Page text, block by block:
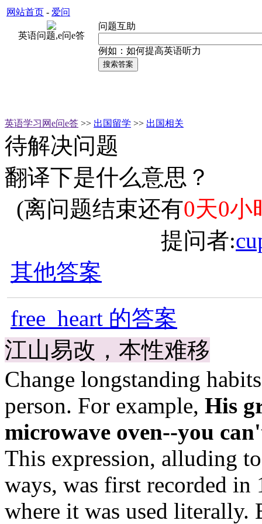
网站首页 - 爱问
英语问题,e问e答
问题互助
例如：如何提高英语听力
英语学习网e问e答 >> 出国留学 >> 出国相关
待解决问题
翻译下是什么意思？
(离问题结束还有0天0小
提问者:
其他答案
free_heart 的答案
江山易改，本性难移
Change longstanding
person. For example, His
microwave oven--you
This expression, alluding
ways, was first recorded in
where it was used literally.